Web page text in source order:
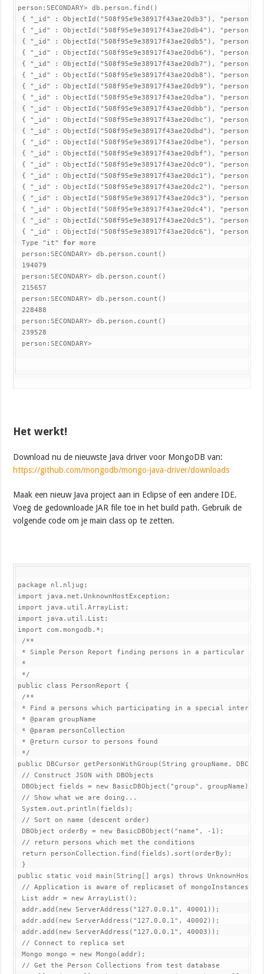
person:SECONDARY> db.person.find()
{ "_id" : ObjectId("508f95e9e38917f43ae20db3"), "person"
{ "_id" : ObjectId("508f95e9e38917f43ae20db4"), "person"
{ "_id" : ObjectId("508f95e9e38917f43ae20db5"), "person"
{ "_id" : ObjectId("508f95e9e38917f43ae20db6"), "person"
{ "_id" : ObjectId("508f95e9e38917f43ae20db7"), "person"
{ "_id" : ObjectId("508f95e9e38917f43ae20db8"), "person"
{ "_id" : ObjectId("508f95e9e38917f43ae20db9"), "person"
{ "_id" : ObjectId("508f95e9e38917f43ae20dba"), "person"
{ "_id" : ObjectId("508f95e9e38917f43ae20dbb"), "person"
{ "_id" : ObjectId("508f95e9e38917f43ae20dbc"), "person"
{ "_id" : ObjectId("508f95e9e38917f43ae20dbd"), "person"
{ "_id" : ObjectId("508f95e9e38917f43ae20dbe"), "person"
{ "_id" : ObjectId("508f95e9e38917f43ae20dbf"), "person"
{ "_id" : ObjectId("508f95e9e38917f43ae20dc0"), "person"
{ "_id" : ObjectId("508f95e9e38917f43ae20dc1"), "person"
{ "_id" : ObjectId("508f95e9e38917f43ae20dc2"), "person"
{ "_id" : ObjectId("508f95e9e38917f43ae20dc3"), "person"
{ "_id" : ObjectId("508f95e9e38917f43ae20dc4"), "person"
{ "_id" : ObjectId("508f95e9e38917f43ae20dc5"), "person"
{ "_id" : ObjectId("508f95e9e38917f43ae20dc6"), "person"
Type "it" for more
person:SECONDARY> db.person.count()
194079
person:SECONDARY> db.person.count()
215657
person:SECONDARY> db.person.count()
228488
person:SECONDARY> db.person.count()
239528
person:SECONDARY>
Het werkt!
Download nu de nieuwste Java driver voor MongoDB van:
https://github.com/mongodb/mongo-java-driver/downloads
Maak een nieuw Java project aan in Eclipse of een andere IDE.
Voeg de gedownloade JAR file toe in het build path. Gebruik de
volgende code om je main class op te zetten.
package nl.nljug;
import java.net.UnknownHostException;
import java.util.ArrayList;
import java.util.List;
import com.mongodb.*;
/**
* Simple Person Report finding persons in a particular
*
*/
public class PersonReport {
/**
* Find a persons which participating in a special interest
* @param groupName
* @param personCollection
* @return cursor to persons found
*/
public DBCursor getPersonWithGroup(String groupName,
// Construct JSON with DBObjects
DBObject fields = new BasicDBObject("group", groupName);
// Show what we are doing...
System.out.println(fields);
// Sort on name (descent order)
DBObject orderBy = new BasicDBObject("name", -1);
// return persons which met the conditions
return personCollection.find(fields).sort(orderBy);
}
public static void main(String[] args) throws
// Application is aware of replicaset of mongoInstances
List addr = new ArrayList();
addr.add(new ServerAddress("127.0.0.1", 40001));
addr.add(new ServerAddress("127.0.0.1", 40002));
addr.add(new ServerAddress("127.0.0.1", 40003));
// Connect to replica set
Mongo mongo = new Mongo(addr);
// Get the Person Collections from test database